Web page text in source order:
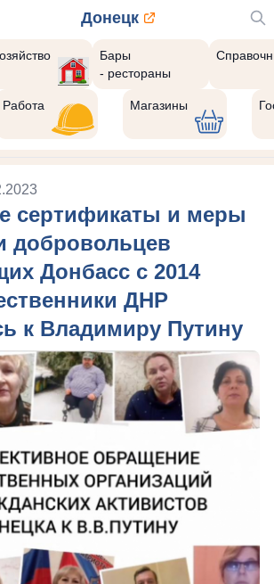
Донецк
Бары
- рестораны
Работа Магазины
сертификаты и меры
добровольцев
Донбасс с 2014
ДНР
к Владимиру Путину